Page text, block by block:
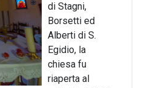
di Stagni,
Borsetti ed
Alberti di S.
Egidio, la
chiesa fu
riaperta al